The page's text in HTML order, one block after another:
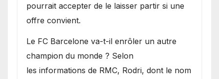
pourrait accepter de le laisser partir si une
offre convient.
​Le FC Barcelone va-t-il enrôler un autre
champion du monde ? Selon
les informations de RMC, Rodri, dont le nom